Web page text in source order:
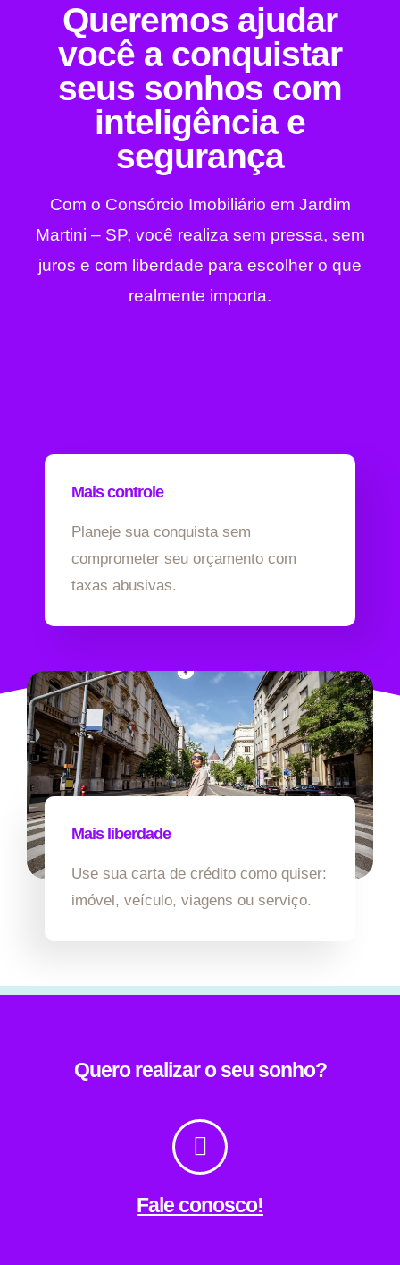
Queremos ajudar
você a conquistar
seus sonhos com
inteligência e
segurança
Com o Consórcio Imobiliário em Jardim
Martini – SP, você realiza sem pressa, sem
juros e com liberdade para escolher o que
realmente importa.
Mais controle
Planeje sua conquista sem
comprometer seu orçamento com
taxas abusivas.
Mais liberdade
Use sua carta de crédito como quiser:
imóvel, veículo, viagens ou serviço.
Quero realizar o seu sonho?
Fale conosco!